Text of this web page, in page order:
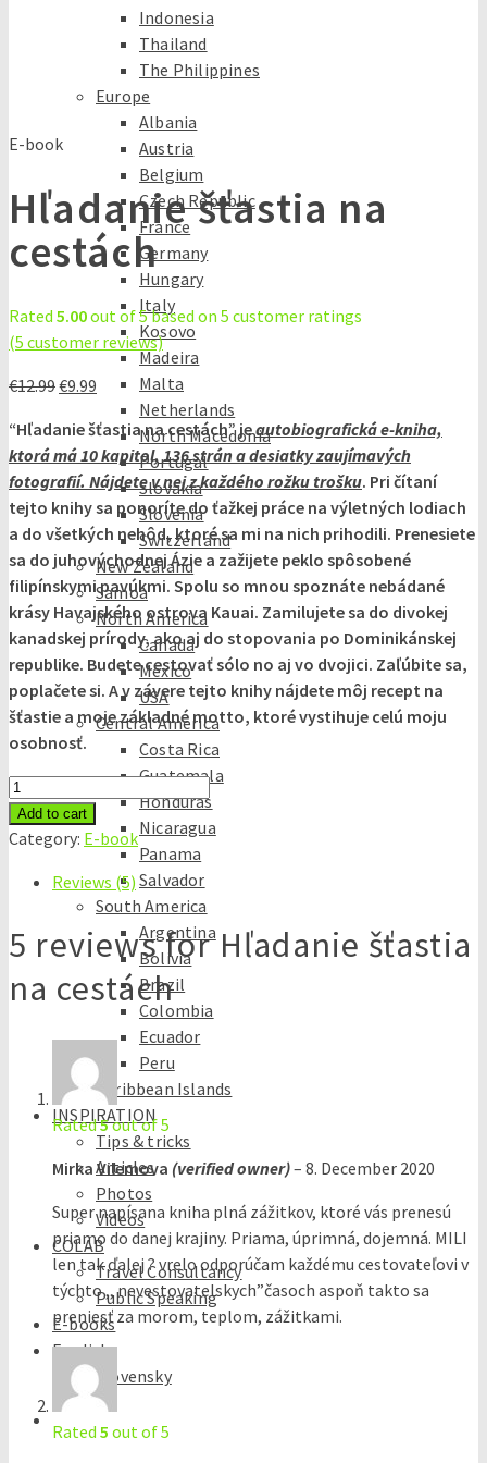
Indonesia
Thailand
The Philippines
Europe
Albania
Austria
Belgium
Czech Republic
France
Germany
Hungary
Italy
Kosovo
Madeira
Malta
Netherlands
North Macedonia
Portugal
Slovakia
Slovenia
Switzerland
New Zealand
Samoa
North America
Canada
Mexico
USA
Central America
Costa Rica
Guatemala
Honduras
Nicaragua
Panama
Salvador
South America
Argentina
Bolivia
Brazil
Colombia
Ecuador
Peru
Caribbean Islands
INSPIRATION
Tips & tricks
Articles
Photos
Videos
COLAB
Travel Consultancy
Public Speaking
E-books
English
Slovensky
E-book
Hľadanie šťastia na
cestách
Rated 5.00out of 5 based on 5 customer ratings
(5 customer reviews)
€12.99Original
was:
€12.99.
€9.99 Current
price
is:
€9.99.
“Hľadanie šťastia na cestách” jeautobiografická e-kniha,
ktorá má 10 kapitol, 136 strán a desiatky zaujímavých
fotografií. Nájdete v nej z každého rožku trošku. Pri čítaní
tejto knihy sa ponoríte do ťažkej práce na výletných lodiach
a do všetkých nehôd, ktoré sa mi na nich prihodili. Prenesiete
sa do juhovýchodnej Ázie a zažijete peklo spôsobené
filipínskymi pavúkmi. Spolu so mnou spoznáte nebádané
krásy Havajského ostrova Kauai. Zamilujete sa do divokej
kanadskej prírody, ako aj do stopovania po Dominikánskej
republike. Budete cestovať sólo no aj vo dvojici. Zaľúbite sa,
poplačete si. A v závere tejto knihy nájdete môj recept na
šťastie a moje základné motto, ktoré vystihuje celú moju
osobnosť.
Hľadanie
šťastia
na
quantity
Add to cart
Category: E-book
Reviews (5)
5 reviews forHľadanie šťastia
na cestách
Rated5out of 5
Mirka Vilemova (verified owner)– 8. December 2020
Super napísana kniha plná zážitkov, ktoré vás prenesú
priamo do danej krajiny. Priama, úprimná, dojemná. MILI
len tak ďalej ? vrelo odporúčam každému cestovateľovi v
týchto ,, nevestovatelskych”časoch aspoň takto sa
preniesť za morom, teplom, zážitkami.
Rated 5 out of 5